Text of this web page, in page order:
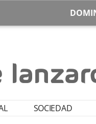
SOCIEDAD